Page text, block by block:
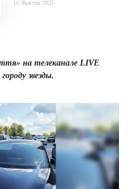
16 Жовтня 2021
на телеканале LIVE
звезды.